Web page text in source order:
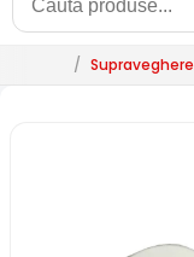
/ Supraveghere